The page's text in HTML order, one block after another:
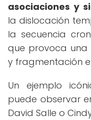
asociaciones y
la dislocación
la secuencia
que provoca una
y fragmentación
Un ejemplo
puede observar
David Salle o